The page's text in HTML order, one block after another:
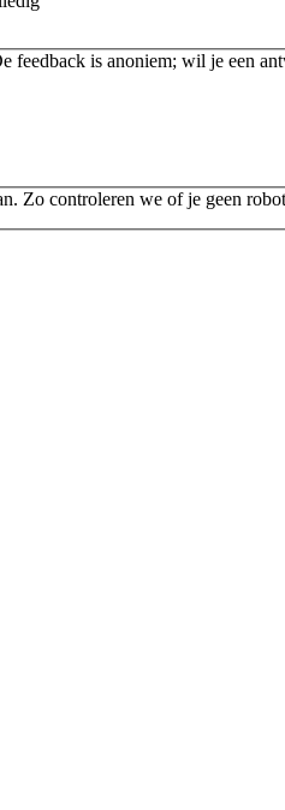
feedback is anoniem; wil je een
Zo controleren we of je geen